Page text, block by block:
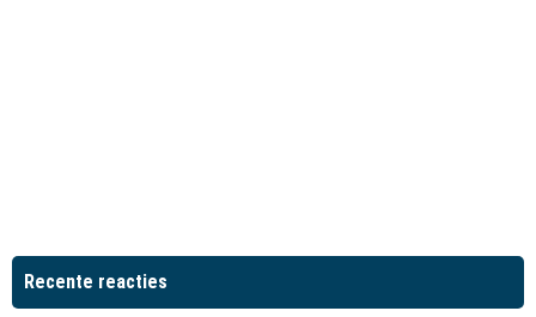
Recente reacties